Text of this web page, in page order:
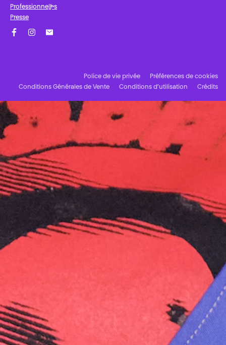
Professionnel·les
Presse
Police de vie privée
Préférences de cookies
Conditions Générales de Vente
Conditions d’utilisation Crédits